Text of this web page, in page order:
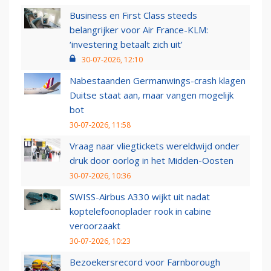
Business en First Class steeds
belangrijker voor Air France-KLM:
‘investering betaalt zich uit’
30-07-2026, 12:10
Nabestaanden Germanwings-crash klagen
Duitse staat aan, maar vangen mogelijk
bot
30-07-2026, 11:58
Vraag naar vliegtickets wereldwijd onder
druk door oorlog in het Midden-Oosten
30-07-2026, 10:36
SWISS-Airbus A330 wijkt uit nadat
koptelefoonoplader rook in cabine
veroorzaakt
30-07-2026, 10:23
Bezoekersrecord voor Farnborough